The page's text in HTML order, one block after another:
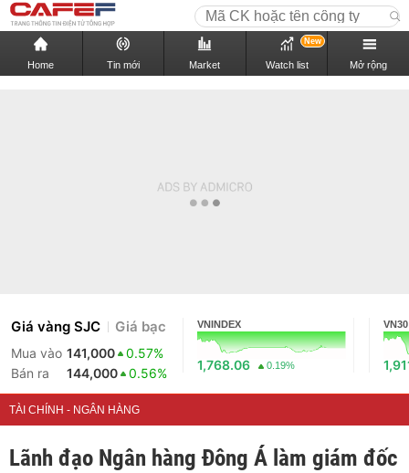
Home Tin mới Market Watch list
New
Mở rộng
Giá vàng SJC Giá bạc
Mua vào 141,000
0.57%
Bán ra
144,000 0.56%
VNINDEX
1,768.06 0.19%
VN30
TÀI CHÍNH - NGÂN HÀNG
Lãnh đạo Ngân hàng Đông Á làm giám đốc